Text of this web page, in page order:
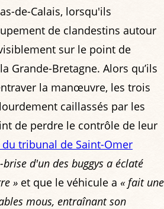
de-Calais, lorsqu'ils
de clandestins autour
sur le point de
Grande-Bretagne. Alors qu’ils
la manœuvre, les trois
caillassés par les
de perdre le contrôle de leur
du tribunal de Saint-Omer
brise d'un des buggys a éclaté
» et que le véhicule a « fait une
mous, entraînant son